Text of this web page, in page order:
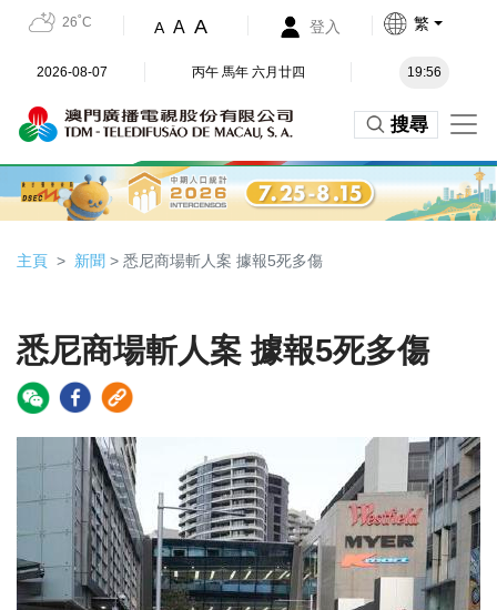
26˚C A A A 登入 繁
2026-08-07 丙午 馬年 六月廿四 19:56
搜尋
主頁 新聞 > 悉尼商場斬人案 據報5死多傷
悉尼商場斬人案 據報5死多傷